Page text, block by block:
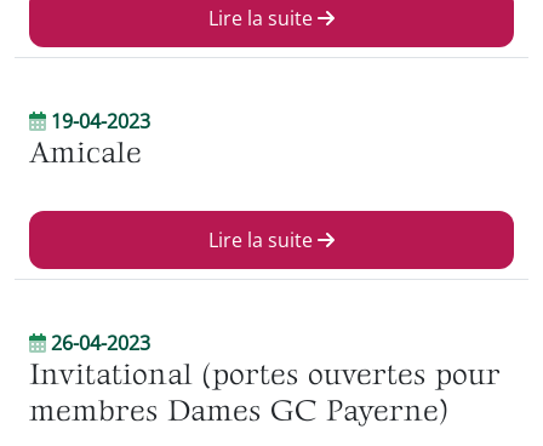
Lire la suite
19-04-2023
Amicale
Lire la suite
26-04-2023
Invitational (portes ouvertes pour
membres Dames GC Payerne)